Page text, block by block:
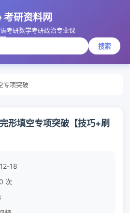
考研资料网
考研数学考研政治专业课
搜索
专项突破
形填空专项突破【技巧+刷
18
次